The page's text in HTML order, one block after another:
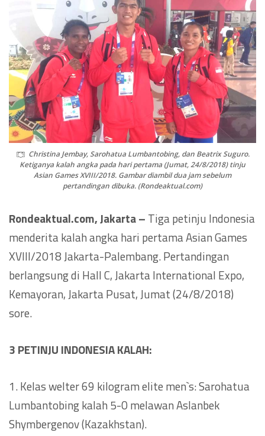
Christina Jembay, Sarohatua Lumbantobing, dan Beatrix Suguro.
Ketiganya kalah angka pada hari pertama (Jumat, 24/8/2018) tinju
Asian Games XVIII/2018. Gambar diambil dua jam sebelum
pertandingan dibuka. (Rondeaktual.com)
Rondeaktual.com, Jakarta – Tiga petinju Indonesia
menderita kalah angka hari pertama Asian Games
XVIII/2018 Jakarta-Palembang. Pertandingan
berlangsung di Hall C, Jakarta International Expo,
Kemayoran, Jakarta Pusat, Jumat (24/8/2018)
sore.
3 PETINJU INDONESIA KALAH:
Kelas welter 69 kilogram elite men`s: Sarohatua
Lumbantobing kalah 5-0 melawan Aslanbek
Shymbergenov (Kazakhstan).